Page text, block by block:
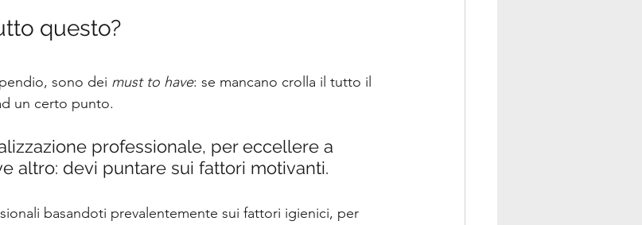
questo?
sono dei must to have: se mancano crolla il tutto il
un certo punto.
professionale, per eccellere a
altro: devi puntare sui fattori motivanti.
basandoti prevalentemente sui fattori igienici, per